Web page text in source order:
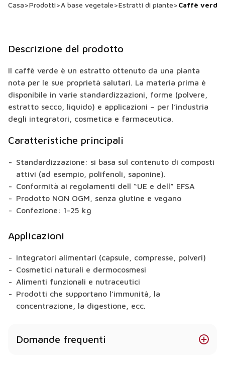
Casa>Prodotti>A base vegetale>Estratti di piante>Caffè verde
Descrizione del prodotto
Il caffè verde è un estratto ottenuto da una pianta
nota per le sue proprietà salutari. La materia prima è
disponibile in varie standardizzazioni, forme (polvere,
estratto secco, liquido) e applicazioni – per l’industria
degli integratori, cosmetica e farmaceutica.
Caratteristiche principali
Standardizzazione: si basa sul contenuto di composti
attivi (ad esempio, polifenoli, saponine).
Conformità ai regolamenti dell “UE e dell” EFSA
Prodotto NON OGM, senza glutine e vegano
Confezione: 1-25 kg
Applicazioni
Integratori alimentari (capsule, compresse, polveri)
Cosmetici naturali e dermocosmesi
Alimenti funzionali e nutraceutici
Prodotti che supportano l’immunità, la
concentrazione, la digestione, ecc.
Domande frequenti